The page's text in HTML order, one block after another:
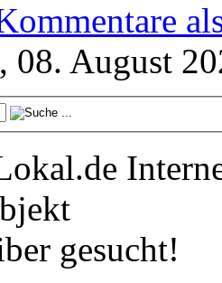
08. August
gesucht!